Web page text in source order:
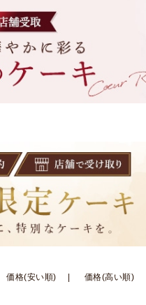
価格(安い順) 価格(高い順)